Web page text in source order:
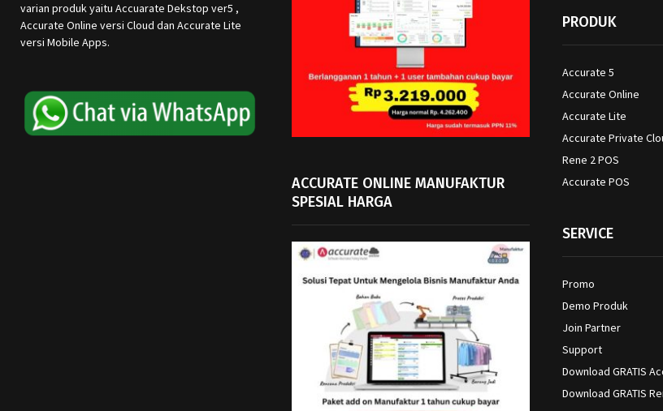
varian produk yaitu Accuarate Dekstop ver5 ,
Accurate Online versi Cloud dan Accurate Lite
versi Mobile Apps.
ACCURATE ONLINE MANUFAKTUR
SPESIAL HARGA
PRODUK
Accurate 5
Accurate Online
Accurate Lite
Accurate Private
Rene 2 POS
Accurate POS
SERVICE
Promo
Demo Produk
Join Partner
Support
Download GRATIS
Download GRATIS